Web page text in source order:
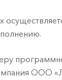
ООО